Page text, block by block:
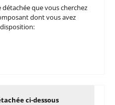
que vous cherchez
dont vous avez
ci-dessous